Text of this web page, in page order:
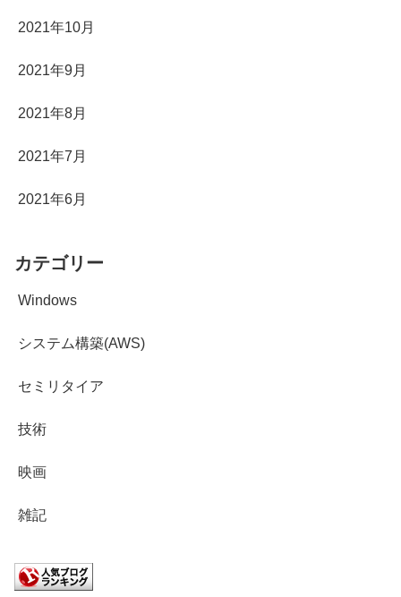
2021年10月
2021年9月
2021年8月
2021年7月
2021年6月
カテゴリー
Windows
システム構築(AWS)
セミリタイア
技術
映画
雑記